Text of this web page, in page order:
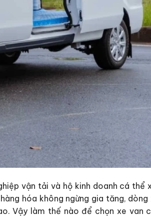
vận tải và hộ kinh doanh cá thể
hóa không ngừng gia tăng,
Vậy làm thế nào để chọn xe van